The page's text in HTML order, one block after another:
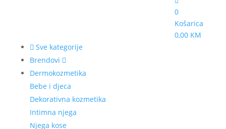
0
Košarica
0,00 KM
Sve kategorije
Brendovi
Dermokozmetika
Bebe i djeca
Dekorativna kozmetika
Intimna njega
Njega kose